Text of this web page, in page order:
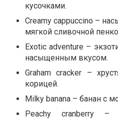
кусочками.
Creamy cappuccino –
мягкой сливочной
Exotic adventure –
насыщенным вкусом.
Graham cracker –
корицей.
Milky banana – банан с
Peachy cranberry –